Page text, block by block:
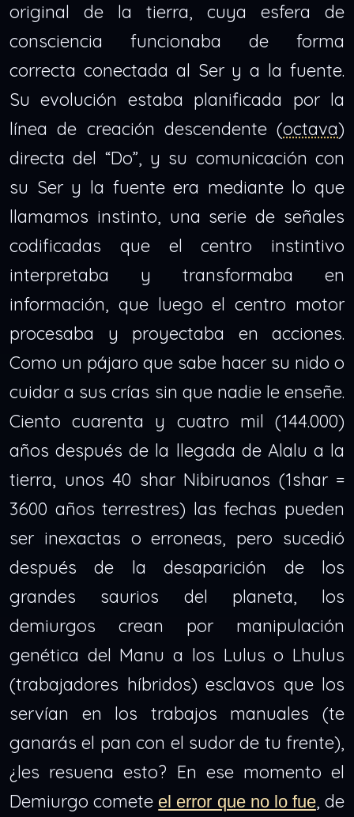
original de la tierra, cuya esfera de
consciencia funcionaba de forma
correcta conectada al Ser y a la fuente.
Su evolución estaba planificada por la
línea de creación descendente (octava)
directa del “Do”, y su comunicación con
su Ser y la fuente era mediante lo que
llamamos instinto, una serie de señales
codificadas que el centro instintivo
interpretaba y transformaba en
información, que luego el centro motor
procesaba y proyectaba en acciones.
Como un pájaro que sabe hacer su nido o
cuidar a sus crías sin que nadie le enseñe.
Ciento cuarenta y cuatro mil (144.000)
años después de la llegada de Alalu a la
tierra, unos 40 shar Nibiruanos (1shar =
3600 años terrestres) las fechas pueden
ser inexactas o erroneas, pero sucedió
después de la desaparición de los
grandes saurios del planeta, los
demiurgos crean por manipulación
genética del Manu a los Lulus o Lhulus
(trabajadores híbridos) esclavos que los
servían en los trabajos manuales (te
ganarás el pan con el sudor de tu frente),
¿les resuena esto? En ese momento el
Demiurgo comete el error que no lo fue, de